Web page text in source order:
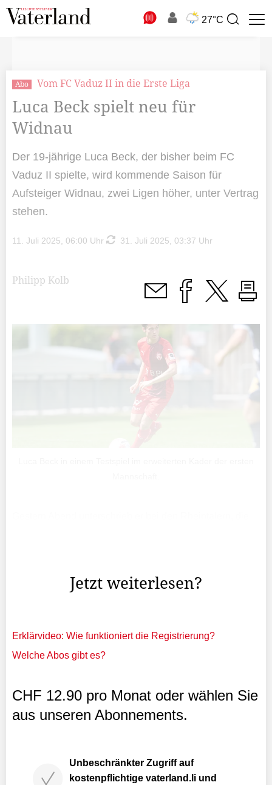
27°C
Suchbegriff
Abo Vom FC Vaduz II in die Erste Liga
Luca Beck spielt neu für
Widnau
Der 19-jährige Luca Beck, der bisher beim FC
Vaduz II spielte, wird kommende Saison für
Aufsteiger Widnau, zwei Ligen höher, unter Vertrag
stehen.
11. Juli 2025, 06:00 Uhr 31. Juli 2025, 03:37 Uhr
Philipp Kolb
Jetzt weiterlesen?
Erklärvideo: Wie funktioniert die Registrierung?
Welche Abos gibt es?
CHF 12.90 pro Monat oder wählen Sie
aus unseren Abonnements.
Unbeschränkter Zugriff auf
kostenpflichtige vaterland.li und